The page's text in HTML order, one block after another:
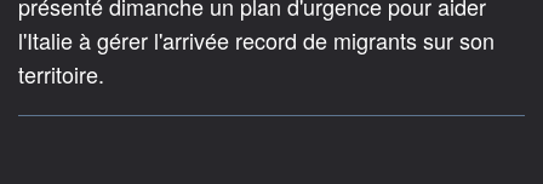
l'Italie à gérer l'arrivée record de migrants sur son
territoire.